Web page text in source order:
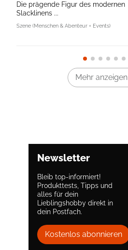
Die prägende Figur des modernen
Slacklinens ...
Szene (Menschen & Abenteur + Events)
Mehr anzeigen
Newsletter
Bleib top-informiert!
Produkttests, Tipps und
alles für dein
Lieblingshobby direkt in
dein Postfach.
Kostenlos abonnieren